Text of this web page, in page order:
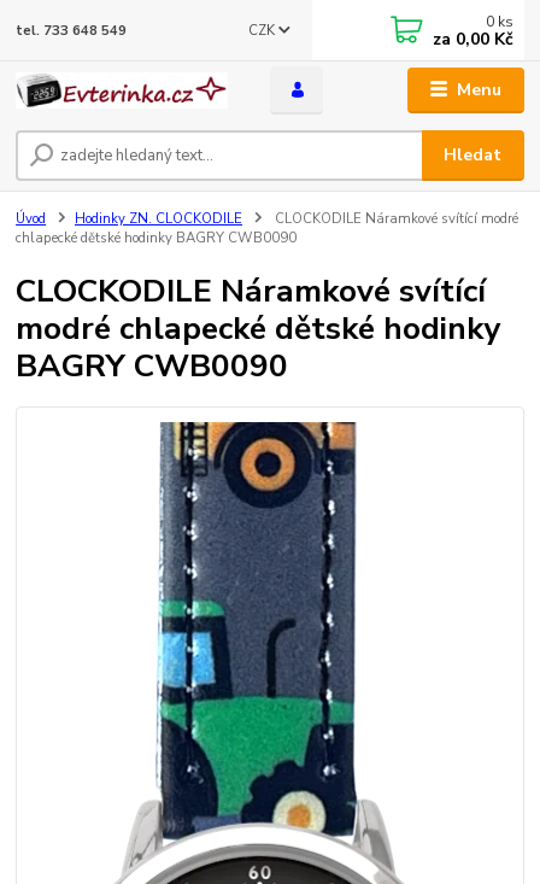
Menu
CZK
Hledat
tel. 733 648 549 0 ks
za 0,00 Kč
Úvod Hodinky ZN. CLOCKODILE
CLOCKODILE Náramkové svítící modré
chlapecké dětské hodinky BAGRY CWB0090
CLOCKODILE Náramkové svítící
modré chlapecké dětské hodinky
BAGRY CWB0090